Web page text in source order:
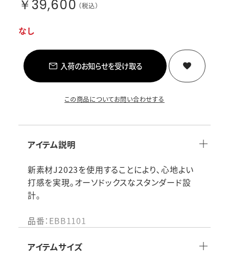
￥39,600 （税込）
なし
入荷のお知らせを受け取る
この商品についてお問い合わせする
アイテム説明
新素材J2023を使用することにより､心地よい
打感を実現｡オーソドックスなスタンダード設
計｡
品番：EBB1101
ミドルバランスでしっかり飛ばしたいプレーヤー
アイテムサイズ